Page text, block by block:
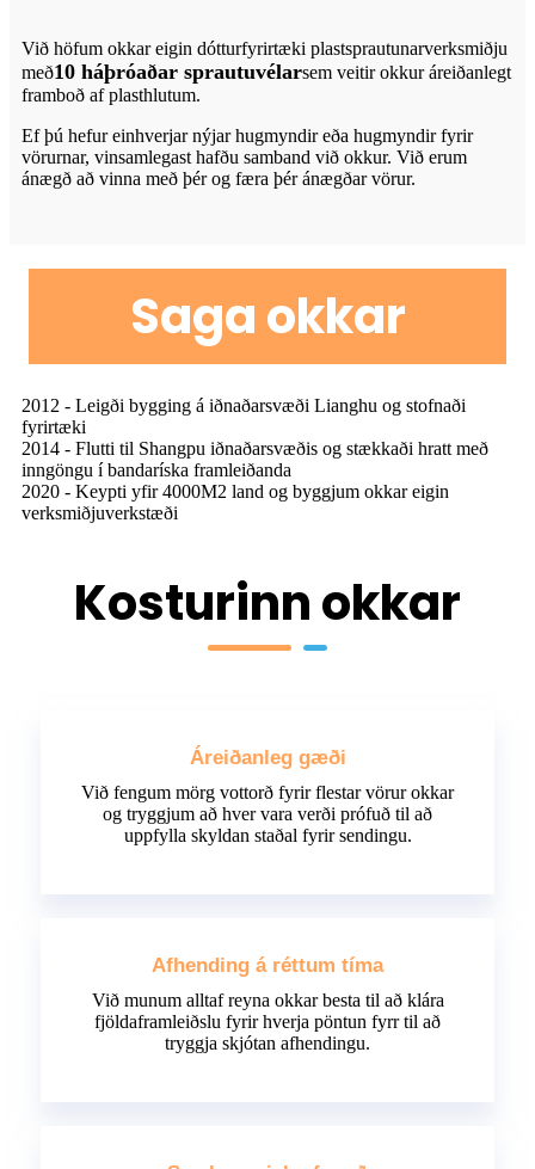
Við höfum okkar eigin dótturfyrirtæki plastsprautunarverksmiðju
með10 háþróaðar sprautuvélarsem veitir okkur áreiðanlegt
framboð af plasthlutum.
Ef þú hefur einhverjar nýjar hugmyndir eða hugmyndir fyrir
vörurnar, vinsamlegast hafðu samband við okkur. Við erum
ánægð að vinna með þér og færa þér ánægðar vörur.
Saga okkar
2012 - Leigði bygging á iðnaðarsvæði Lianghu og stofnaði
fyrirtæki
2014 - Flutti til Shangpu iðnaðarsvæðis og stækkaði hratt með
inngöngu í bandaríska framleiðanda
2020 - Keypti yfir 4000M2 land og byggjum okkar eigin
verksmiðjuverkstæði
Kosturinn okkar
Áreiðanleg gæði
Við fengum mörg vottorð fyrir flestar vörur okkar
og tryggjum að hver vara verði prófuð til að
uppfylla skyldan staðal fyrir sendingu.
Afhending á réttum tíma
Við munum alltaf reyna okkar besta til að klára
fjöldaframleiðslu fyrir hverja pöntun fyrr til að
tryggja skjótan afhendingu.